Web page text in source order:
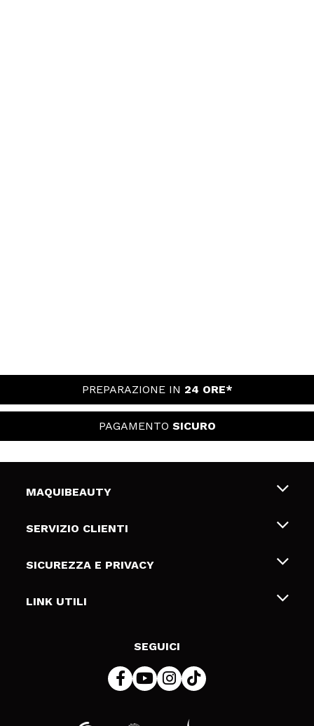
PREPARAZIONE IN 24 ORE*
PAGAMENTO SICURO
MAQUIBEAUTY
Chi siamo
Gift Cards
SERVIZIO CLIENTI
Spedizioni & Resi
Metodi di pagamamento
SICUREZZA E PRIVACY
Termini e condizioni
LINK UTILI
SEGUICI